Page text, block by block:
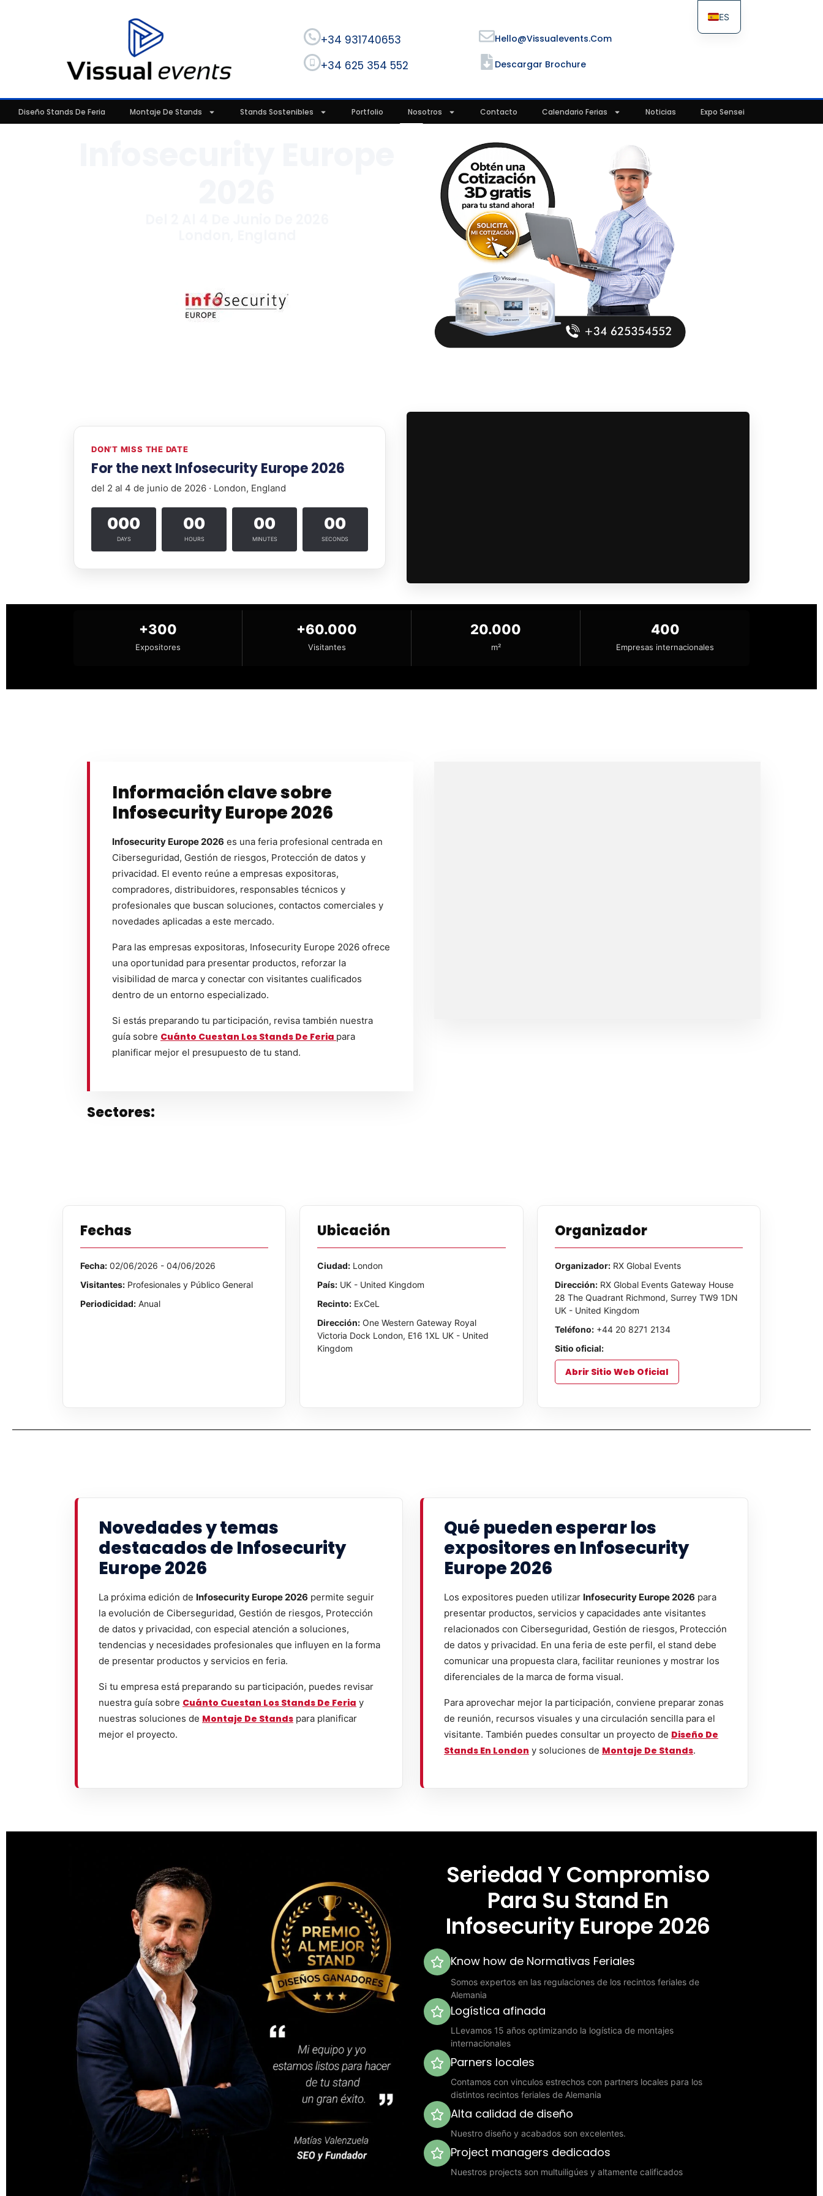
+34 931740653 Hello@vissualevents.com
+34 625 354 552 Descargar Brochure
Diseño Stands De Feria Montaje De Stands Stands Sostenibles Portfolio Nosotros Contacto Calendario Ferias Noticias Expo Sensei
DON’T MISS THE DATE
For the next Infosecurity Europe 2026
del 2 al 4 de junio de 2026 · London, England
000
DAYS
00
HOURS
00
MINUTES
00
SECONDS
+300
Expositores
+60.000
Visitantes
20.000
m²
400
Empresas internacionales
Información clave sobre
Infosecurity Europe 2026
Infosecurity Europe 2026 es una feria profesional centrada en
Ciberseguridad, Gestión de riesgos, Protección de datos y
privacidad. El evento reúne a empresas expositoras,
compradores, distribuidores, responsables técnicos y
profesionales que buscan soluciones, contactos comerciales y
novedades aplicadas a este mercado.
Para las empresas expositoras, Infosecurity Europe 2026 ofrece
una oportunidad para presentar productos, reforzar la
visibilidad de marca y conectar con visitantes cualificados
dentro de un entorno especializado.
Si estás preparando tu participación, revisa también nuestra
guía sobre Cuánto Cuestan Los Stands De Feria para
planificar mejor el presupuesto de tu stand.
Sectores:
Fechas
Fecha: 02/06/2026 - 04/06/2026
Visitantes: Profesionales y Público General
Periodicidad: Anual
Ubicación
Ciudad: London
País: UK - United Kingdom
Recinto: ExCeL
Dirección: One Western Gateway Royal
Victoria Dock London, E16 1XL UK - United
Kingdom
Organizador
Organizador:RX Global Events
Dirección:RX Global Events Gateway House
28 The Quadrant Richmond, Surrey TW9 1DN
UK - United Kingdom
Teléfono:+44 20 8271 2134
Sitio oficial:
Abrir Sitio Web Oficial
Novedades y temas
destacados de Infosecurity
Europe 2026
La próxima edición de Infosecurity Europe 2026 permite seguir
la evolución de Ciberseguridad, Gestión de riesgos, Protección
de datos y privacidad, con especial atención a soluciones,
tendencias y necesidades profesionales que influyen en la forma
de presentar productos y servicios en feria.
Si tu empresa está preparando su participación, puedes revisar
nuestra guía sobre Cuánto Cuestan Los Stands De Feria y
nuestras soluciones de Montaje De Stands para planificar
mejor el proyecto.
Qué pueden esperar los
expositores en Infosecurity
Europe 2026
Los expositores pueden utilizar Infosecurity Europe 2026 para
presentar productos, servicios y capacidades ante visitantes
relacionados con Ciberseguridad, Gestión de riesgos, Protección
de datos y privacidad. En una feria de este perfil, el stand debe
comunicar una propuesta clara, facilitar reuniones y mostrar los
diferenciales de la marca de forma visual.
Para aprovechar mejor la participación, conviene preparar zonas
de reunión, recursos visuales y una circulación sencilla para el
visitante. También puedes consultar un proyecto de Diseño De
Stands En London y soluciones de Montaje De Stands.
Seriedad Y Compromiso
Para Su Stand En
Infosecurity Europe 2026
Know how de Normativas Feriales
Somos expertos en las regulaciones de los recintos feriales de
Alemania
Logística afinada
LLevamos 15 años optimizando la logística de montajes
internacionales
Parners locales
Contamos con vinculos estrechos con partners locales para los
distintos recintos feriales de Alemania
Alta calidad de diseño
Nuestro diseño y acabados son excelentes.
Project managers dedicados
Nuestros projects son multuiligúes y altamente calificados
ES
FR